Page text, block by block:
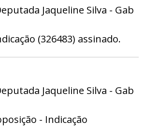
Jaqueline Silva - Gab
(326483) assinado.
Jaqueline Silva - Gab
- Indicação